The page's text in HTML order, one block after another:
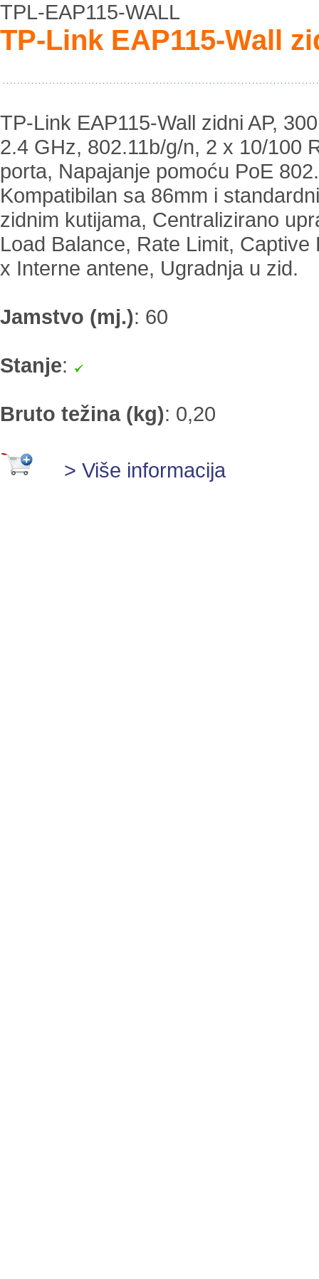
TPL-EAP115-WALL
TP-Link EAP115-Wall
TP-Link EAP115-Wall zidni AP,
2.4 GHz, 802.11b/g/n, 2 x 10/100
porta, Napajanje pomoću PoE
Kompatibilan sa 86mm i
zidnim kutijama, Centralizirano
Load Balance, Rate Limit, Captive
x Interne antene, Ugradnja u zid.
Jamstvo (mj.): 60
Stanje:
Bruto težina (kg): 0,20
> Više informacija